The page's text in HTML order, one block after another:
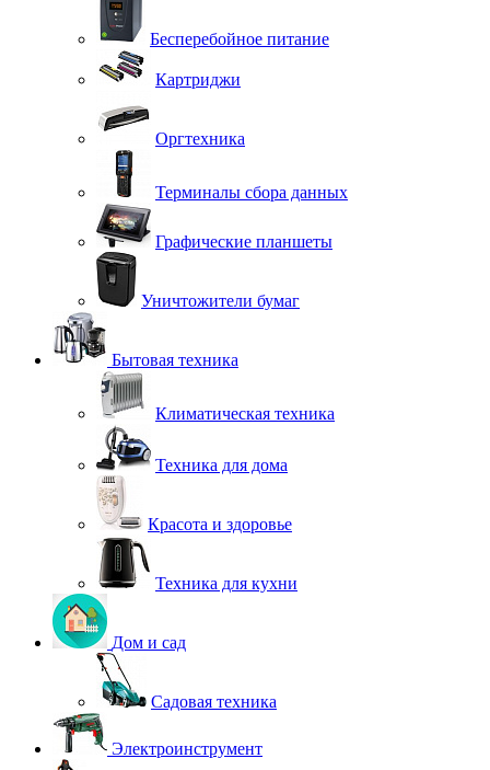
Бесперебойное питание
Картриджи
Оргтехника
Терминалы сбора данных
Графические планшеты
Уничтожители бумаг
Бытовая техника
Климатическая техника
Техника для дома
Красота и здоровье
Техника для кухни
Дом и сад
Садовая техника
Электроинструмент